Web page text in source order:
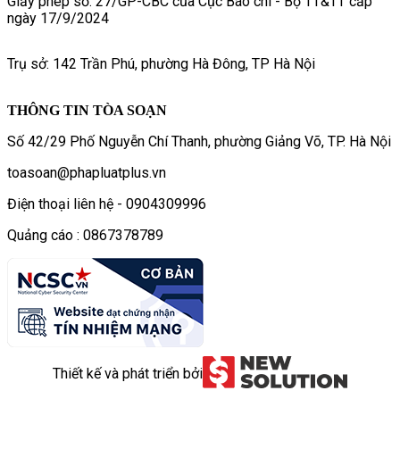
ngày 17/9/2024
Trụ sở: 142 Trần Phú, phường Hà Đông, TP Hà Nội
THÔNG TIN TÒA SOẠN
Số 42/29 Phố Nguyễn Chí Thanh, phường Giảng Võ, TP. Hà Nội
toasoan@phapluatplus.vn
Điện thoại liên hệ - 0904309996
Quảng cáo : 0867378789
Thiết kế và phát triển bởi